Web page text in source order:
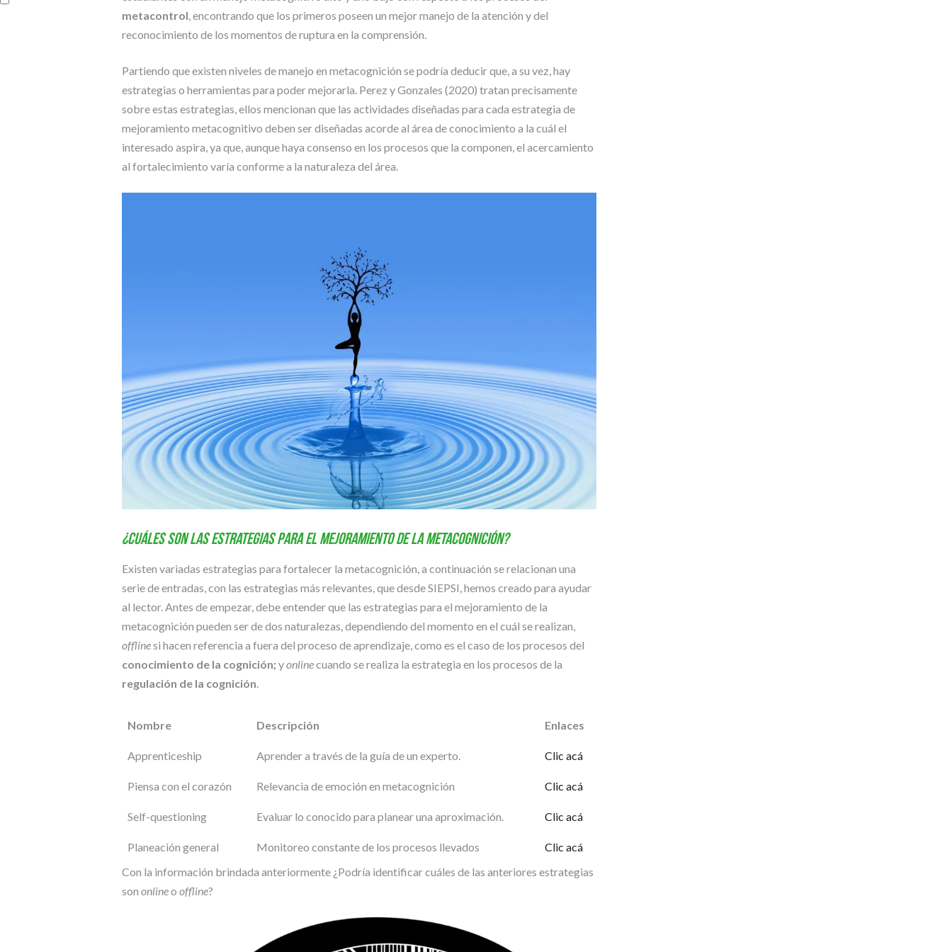
R
A
O
S
D
G
metacontrol, encontrando que los primeros poseen un mejor manejo de la atención y del
reconocimiento de los momentos de ruptura en la comprensión.
Partiendo que existen niveles de manejo en metacognición se podría deducir que, a su vez, hay
estrategias o herramientas para poder mejorarla. Perez y Gonzales (2020) tratan precisamente
sobre estas estrategias, ellos mencionan que las actividades diseñadas para cada estrategia de
mejoramiento metacognitivo deben ser diseñadas acorde al área de conocimiento a la cuál el
interesado aspira, ya que, aunque haya consenso en los procesos que la componen, el acercamiento
al fortalecimiento varía conforme a la naturaleza del área.
¿Cuáles son las estrategias para el mejoramiento de la metacognición?
Existen variadas estrategias para fortalecer la metacognición, a continuación se relacionan una
serie de entradas, con las estrategias más relevantes, que desde SIEPSI, hemos creado para ayudar
al lector. Antes de empezar, debe entender que las estrategias para el mejoramiento de la
metacognición pueden ser de dos naturalezas, dependiendo del momento en el cuál se realizan,
offlinesi hacen referencia a fuera del proceso de aprendizaje, como es el caso de los procesos del
conocimiento de la cognición; yonlinecuando se realiza la estrategia en los procesos de la
regulación de la cognición.
Nombre Descripción Enlaces
Apprenticeship Aprender a través de la guía de un experto. Clic acá
Piensa con el corazón Relevancia de emoción en metacognición Clic acá
Self-questioning Evaluar lo conocido para planear una aproximación. Clic acá
Planeación general Monitoreo constante de los procesos llevados
Clic acá
Con la información brindada anteriormente ¿Podría identificar cuáles de las anteriores estrategias
son onlineo offline?